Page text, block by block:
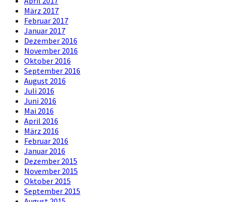
März 2017
Februar 2017
Januar 2017
Dezember 2016
November 2016
Oktober 2016
September 2016
August 2016
Juli 2016
Juni 2016
Mai 2016
April 2016
März 2016
Februar 2016
Januar 2016
Dezember 2015
November 2015
Oktober 2015
September 2015